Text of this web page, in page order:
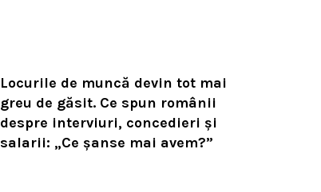
Locurile de muncă devin tot mai
greu de găsit. Ce spun românii
despre interviuri, concedieri și
salarii: „Ce șanse mai avem?”